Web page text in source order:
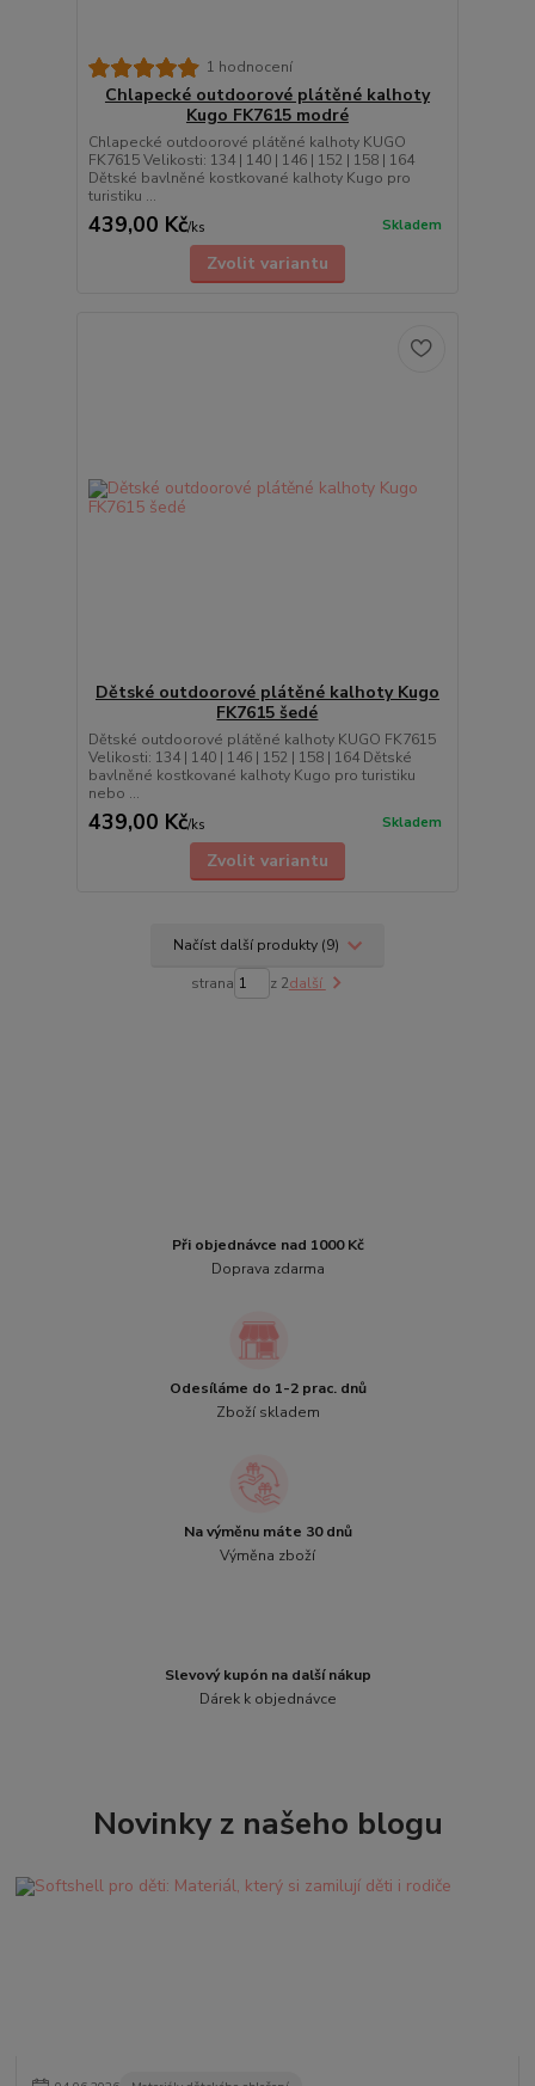
1 hodnocení
Chlapecké outdoorové plátěné kalhoty
Kugo FK7615 modré
Chlapecké outdoorové plátěné kalhoty KUGO
FK7615 Velikosti: 134 | 140 | 146 | 152 | 158 | 164
Dětské bavlněné kostkované kalhoty Kugo pro
turistiku ...
439,00 Kč/ks Skladem
Zvolit variantu
Dětské outdoorové plátěné kalhoty Kugo
FK7615 šedé
Dětské outdoorové plátěné kalhoty KUGO FK7615
Velikosti: 134 | 140 | 146 | 152 | 158 | 164 Dětské
bavlněné kostkované kalhoty Kugo pro turistiku
nebo ...
439,00 Kč/ks Skladem
Zvolit variantu
Načíst další produkty (9)
strana z 2další
Při objednávce nad 1000 Kč
Doprava zdarma
Odesíláme do 1-2 prac. dnů
Zboží skladem
Na výměnu máte 30 dnů
Výměna zboží
Slevový kupón na další nákup
Dárek k objednávce
Novinky z našeho blogu